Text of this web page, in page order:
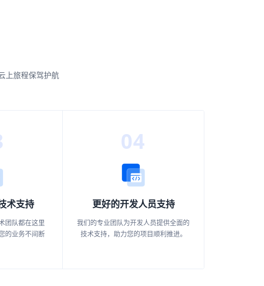
上旅程保驾护航
术支持
团队都在这里
的业务不间断
04
更好的开发人员支持
我们的专业团队为开发人员提供全面的
技术支持，助力您的项目顺利推进。